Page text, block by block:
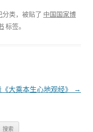
分类，被贴了 中国国家博
标签。
大乘本生心地观经》 →